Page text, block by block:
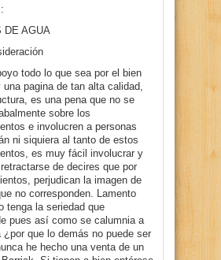
DE AGUA
todo lo que sea por el bien
una pagina de tan alta calidad,
es una pena que no se
sobre los
e involucren a personas
ni siquiera al tanto de estos
es muy fácil involucrar y
de decires que por
perjudican la imagen de
no corresponden. Lamento
tenga la seriedad que
pues así como se calumnia a
¿por que lo demás no puede ser
he hecho una venta de un